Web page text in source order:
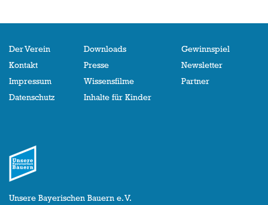
Der Verein
Kontakt
Impressum
Datenschutz
Downloads
Presse
Wissensfilme
Inhalte für Kinder
Gewinnspiel
Newsletter
Partner
Unsere Bayerischen Bauern e. V.